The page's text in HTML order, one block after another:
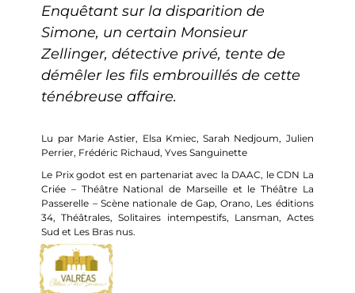
Enquêtant sur la disparition de
Simone, un certain Monsieur
Zellinger, détective privé, tente de
démêler les fils embrouillés de cette
ténébreuse affaire.
Lu par Marie Astier, Elsa Kmiec, Sarah Nedjoum, Julien
Perrier, Frédéric Richaud, Yves Sanguinette
Le Prix godot est en partenariat avec la DAAC, le CDN La
Criée – Théâtre National de Marseille et le Théâtre La
Passerelle – Scène nationale de Gap, Orano, Les éditions
34, Théâtrales, Solitaires intempestifs, Lansman, Actes
Sud et Les Bras nus.